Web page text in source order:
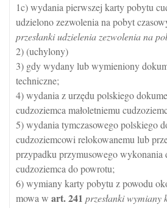
1c) wydania pierwszej karty pobytu
udzielono zezwolenia na pobyt
przesłanki udzielenia zezwolenia na
2) (uchylony)
3) gdy wydany lub wymieniony
techniczne;
4) wydania z urzędu polskiego
cudzoziemca małoletniemu
5) wydania tymczasowego polskiego
cudzoziemcowi relokowanemu lub
przypadku przymusowego wykonania
cudzoziemca do powrotu;
6) wymiany karty pobytu z powodu
mowa w art.241 przesłanki wymiany